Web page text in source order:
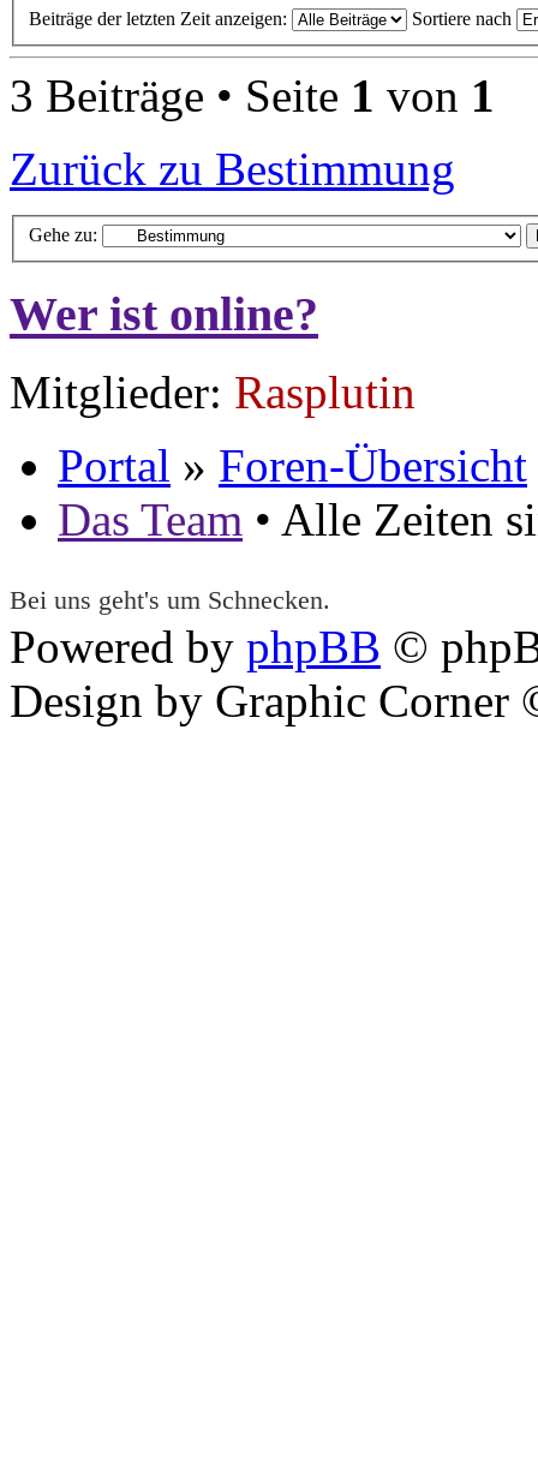
Beiträge der letzten Zeit anzeigen: Sortiere nach
3 Beiträge • Seite 1 von 1
Zurück zu Bestimmung
Gehe zu:
Wer ist online?
Mitglieder: Rasplutin
Portal » Foren-Übersicht
Das Team • Alle Zeiten
Bei uns geht's um Schnecken.
Powered by phpBB ©
Design by Graphic Corner